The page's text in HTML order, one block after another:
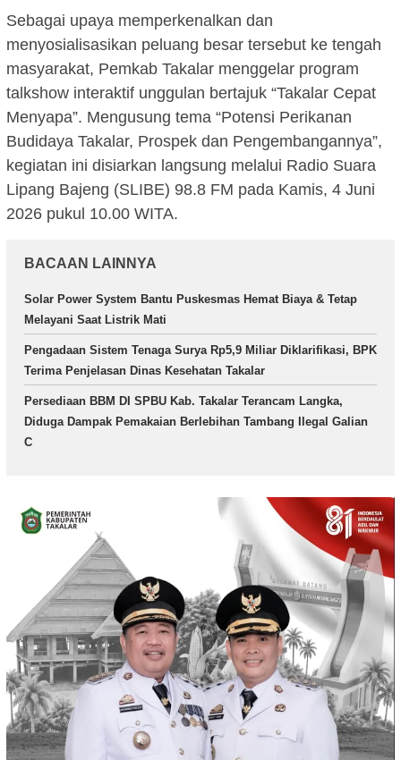
Sebagai upaya memperkenalkan dan
menyosialisasikan peluang besar tersebut ke tengah
masyarakat, Pemkab Takalar menggelar program
talkshow interaktif unggulan bertajuk “Takalar Cepat
Menyapa”. Mengusung tema “Potensi Perikanan
Budidaya Takalar, Prospek dan Pengembangannya”,
kegiatan ini disiarkan langsung melalui Radio Suara
Lipang Bajeng (SLIBE) 98.8 FM pada Kamis, 4 Juni
2026 pukul 10.00 WITA.
BACAAN LAINNYA
Solar Power System Bantu Puskesmas Hemat Biaya & Tetap
Melayani Saat Listrik Mati
Pengadaan Sistem Tenaga Surya Rp5,9 Miliar Diklarifikasi, BPK
Terima Penjelasan Dinas Kesehatan Takalar
Persediaan BBM DI SPBU Kab. Takalar Terancam Langka,
Diduga Dampak Pemakaian Berlebihan Tambang Ilegal Galian
C